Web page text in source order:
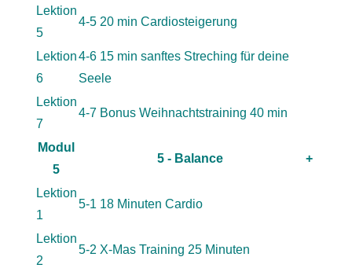
Lektion
5
4-5 20 min Cardiosteigerung
Lektion
6
4-6 15 min sanftes Streching für deine
Seele
Lektion
7
4-7 Bonus Weihnachtstraining 40 min
Modul
5
5 - Balance +
Lektion
1
5-1 18 Minuten Cardio
Lektion
2
5-2 X-Mas Training 25 Minuten